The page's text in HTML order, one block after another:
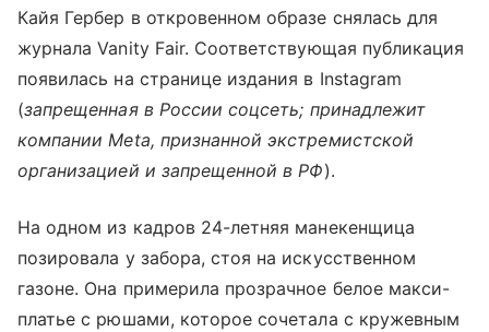
Кайя Гербер в откровенном образе снялась для
журнала Vanity Fair. Соответствующая публикация
появилась на странице издания в Instagram
(запрещенная в России соцсеть; принадлежит
компании Meta, признанной экстремистской
организацией и запрещенной в РФ).
На одном из кадров 24-летняя манекенщица
позировала у забора, стоя на искусственном
газоне. Она примерила прозрачное белое макси-
платье с рюшами, которое сочетала с кружевным